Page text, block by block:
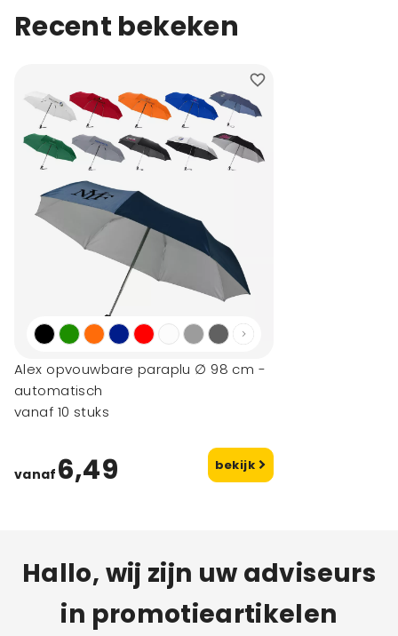
Recent bekeken
Alex opvouwbare paraplu ∅ 98 cm -
automatisch
vanaf 10 stuks
vanaf 6,49 bekijk
Hallo, wij zijn uw adviseurs
in promotieartikelen